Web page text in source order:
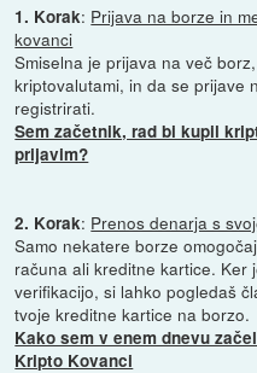
1. Korak: Prijava na borze in
kovanci
Smiselna je prijava na več
kriptovalutami, in da se prijave
registrirati.
Sem začetnik, rad bi kupil
prijavim?
2. Korak: Prenos denarja s
Samo nekatere borze
računa ali kreditne kartice.
verifikacijo, si lahko pogledaš
tvoje kreditne kartice na borzo.
Kako sem v enem dnevu
Kripto Kovanci